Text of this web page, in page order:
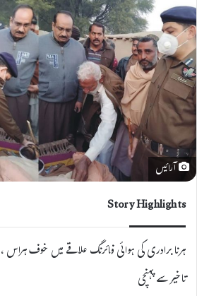
آرائیں
Story Highlights
ہرنا برادری کی ہوائی فائرنگ علاقے میں خوف
تاخیر سے پہنچی